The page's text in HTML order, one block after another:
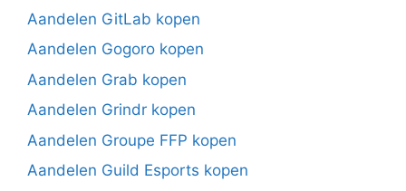
Aandelen GitLab kopen
Aandelen Gogoro kopen
Aandelen Grab kopen
Aandelen Grindr kopen
Aandelen Groupe FFP kopen
Aandelen Guild Esports kopen